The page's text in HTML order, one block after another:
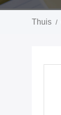
Thuis /